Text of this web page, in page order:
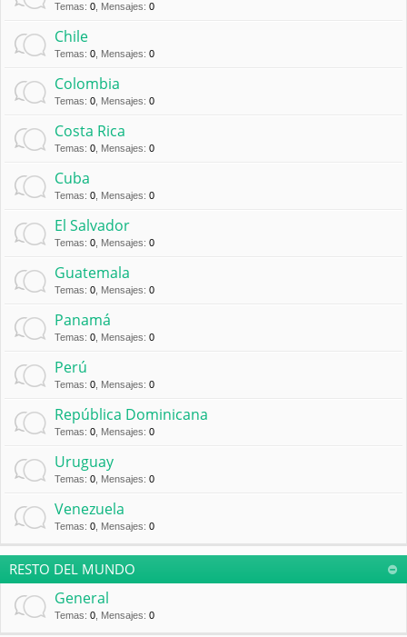
Temas: 0 Mensajes: 0
Chile
Temas: 0 Mensajes: 0
Colombia
Temas: 0 Mensajes: 0
Costa Rica
Temas: 0 Mensajes: 0
Cuba
Temas: 0 Mensajes: 0
El Salvador
Temas: 0 Mensajes: 0
Guatemala
Temas: 0 Mensajes: 0
Panamá
Temas: 0 Mensajes: 0
Perú
Temas: 0 Mensajes: 0
República Dominicana
Temas: 0 Mensajes: 0
Uruguay
Temas: 0 Mensajes: 0
Venezuela
Temas: 0 Mensajes: 0
RESTO DEL MUNDO
General
Temas: 0 Mensajes: 0